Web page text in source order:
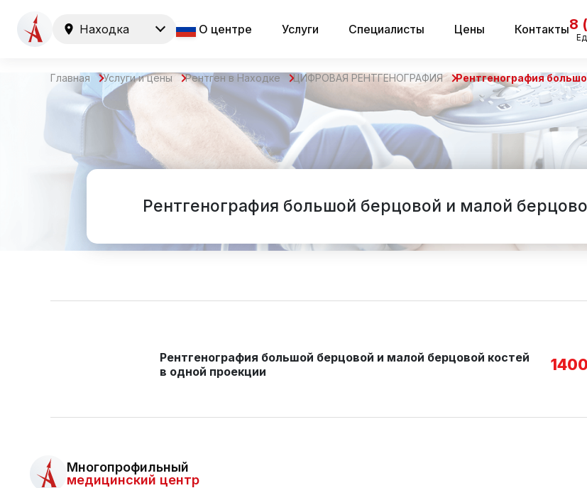
Находка О центре Услуги Специалисты Цены Контакты8
Главная Услуги и цены Рентген в Находке ЦИФРОВАЯ РЕНТГЕНОГРАФИЯ Рентгенография
Рентгенография большой берцовой и малой
Рентгенография большой берцовой и малой берцовой костей
в одной проекции
Многопрофильный
медицинский центр